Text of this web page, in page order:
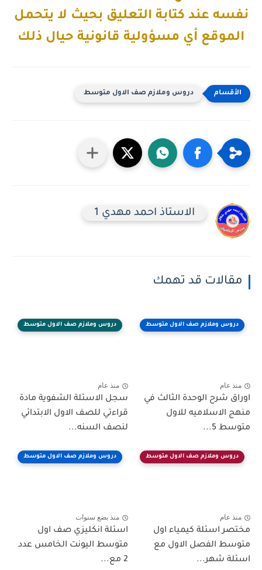
نفسه عند كتابة التعليق بحيث لا يتحمل
الموقع أي مسؤولية قانونية حيال ذلك
دروس وملازم صف الاول متوسط
الاستاذ احمد مهدي 1
مقالات قد تهمك
دروس وملازم صف الاول متوسط
منذ عام
اوراق شرح الوحدة الثالث في
منهج الاسلاميه للاول
متوسط 5...
دروس وملازم صف الاول متوسط
منذ عام
سجل الاسئلة الشفوية مادة
قراءتي للصف الاول الابتدائي
لنصف السنه...
دروس وملازم صف الاول متوسط
منذ عام
مختصر اسئلة كيمياء اول
متوسط الفصل الاول مع
اسئلة شهر...
دروس وملازم صف الاول متوسط
منذ بضع سنوات
اسئلة انكليزي صف اول
متوسط اليونت الخامس عدد
2 مع...